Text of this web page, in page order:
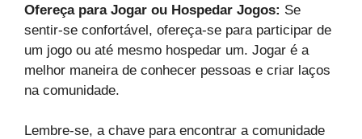
Ofereça para Jogar ou Hospedar Jogos: Se
sentir-se confortável, ofereça-se para participar de
um jogo ou até mesmo hospedar um. Jogar é a
melhor maneira de conhecer pessoas e criar laços
na comunidade.
Lembre-se, a chave para encontrar a comunidade